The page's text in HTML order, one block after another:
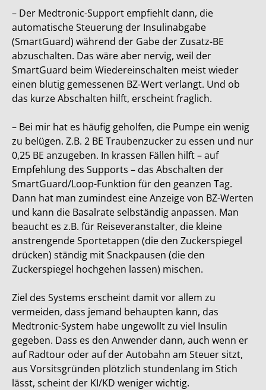
– Der Medtronic-Support empfiehlt dann, die
automatische Steuerung der Insulinabgabe
(SmartGuard) während der Gabe der Zusatz-BE
abzuschalten. Das wäre aber nervig, weil der
SmartGuard beim Wiedereinschalten meist wieder
einen blutig gemessenen BZ-Wert verlangt. Und ob
das kurze Abschalten hilft, erscheint fraglich.
– Bei mir hat es häufig geholfen, die Pumpe ein wenig
zu belügen. Z.B. 2 BE Traubenzucker zu essen und nur
0,25 BE anzugeben. In krassen Fällen hilft – auf
Empfehlung des Supports – das Abschalten der
SmartGuard/Loop-Funktion für den geanzen Tag.
Dann hat man zumindest eine Anzeige von BZ-Werten
und kann die Basalrate selbständig anpassen. Man
beaucht es z.B. für Reiseveranstalter, die kleine
anstrengende Sportetappen (die den Zuckerspiegel
drücken) ständig mit Snackpausen (die den
Zuckerspiegel hochgehen lassen) mischen.
Ziel des Systems erscheint damit vor allem zu
vermeiden, dass jemand behaupten kann, das
Medtronic-System habe ungewollt zu viel Insulin
gegeben. Dass es den Anwender dann, auch wenn er
auf Radtour oder auf der Autobahn am Steuer sitzt,
aus Vorsitsgründen plötzlich stundenlang im Stich
lässt, scheint der KI/KD weniger wichtig.